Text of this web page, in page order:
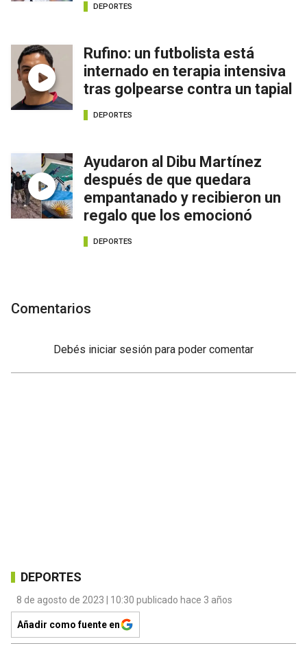
DEPORTES
Rufino: un futbolista está
internado en terapia intensiva
tras golpearse contra un tapial
DEPORTES
Ayudaron al Dibu Martínez
después de que quedara
empantanado y recibieron un
regalo que los emocionó
DEPORTES
Comentarios
Debés iniciar sesión para poder comentar
DEPORTES
8 de agosto de 2023 | 10:30 publicado hace 3 años
Añadir como fuente en